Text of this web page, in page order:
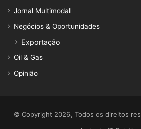
Jornal Multimodal
Negócios & Oportunidades
Exportação
Oil & Gas
Opinião
© Copyright 2026, Todos os direitos